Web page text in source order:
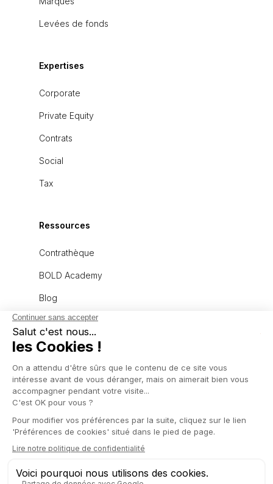
Levées de fonds
Expertises
Corporate
Private Equity
Contrats
Social
Tax
Ressources
Contrathèque
BOLD Academy
Blog
À propos
L'équipe
Recrutement
Mentions légales